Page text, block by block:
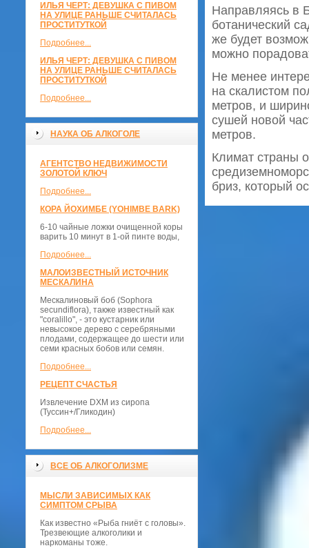
ИЛЬЯ ЧЕРТ: ДЕВУШКА С ПИВОМ
НА УЛИЦЕ РАНЬШЕ СЧИТАЛАСЬ
ПРОСТИТУТКОЙ
Подробнее...
ИЛЬЯ ЧЕРТ: ДЕВУШКА С ПИВОМ
НА УЛИЦЕ РАНЬШЕ СЧИТАЛАСЬ
ПРОСТИТУТКОЙ
Подробнее...
НАУКА ОБ АЛКОГОЛЕ
АГЕНТСТВО НЕДВИЖИМОСТИ
ЗОЛОТОЙ КЛЮЧ
Подробнее...
КОРА ЙОХИМБЕ (YOHIMBE BARK)
6-10 чайные ложки очищенной коры
варить 10 минут в 1-ой пинте воды,
Подробнее...
МАЛОИЗВЕСТНЫЙ ИСТОЧНИК
МЕСКАЛИНА
Мескалиновый боб (Sophora
secundiflora), также известный как
"coralillo", - это кустарник или
невысокое дерево с серебряными
плодами, содержащее до шести или
семи красных бобов или семян.
Подробнее...
РЕЦЕПТ СЧАСТЬЯ
Извлечение DXM из сиропа
(Туссин+/Гликодин)
Подробнее...
ВСЕ ОБ АЛКОГОЛИЗМЕ
МЫСЛИ ЗАВИСИМЫХ КАК
СИМПТОМ СРЫВА
Как известно «Рыба гниёт с головы».
Трезвеющие алкоголики и
наркоманы тоже.
Направляясь в
ботанический
же будет
можно
Не менее
на скалистом
метров, и
сушей новой
метров.
Климат страны
бриз, который